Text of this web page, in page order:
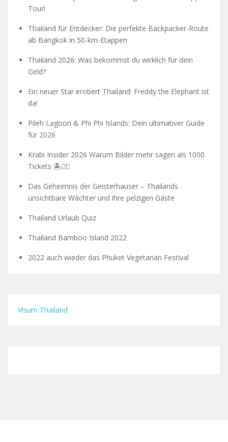
Tour!
Thailand für Entdecker: Die perfekte Backpacker-Route
ab Bangkok in 50-km-Etappen
Thailand 2026: Was bekommst du wirklich für dein
Geld?
Ein neuer Star erobert Thailand: Freddy the Elephant ist
da!
Pileh Lagoon & Phi Phi Islands: Dein ultimativer Guide
für 2026
Krabi Insider 2026 Warum Bilder mehr sagen als 1000
Tickets 🏝️🧗‍♂️
Das Geheimnis der Geisterhäuser – Thailands
unsichtbare Wächter und ihre pelzigen Gäste
Thailand Urlaub Quiz
Thailand Bamboo Island 2022
2022 auch wieder das Phuket Vegetarian Festival
Visum Thailand